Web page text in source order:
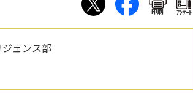
印刷 ｱﾝｹｰﾄ
ェンス部